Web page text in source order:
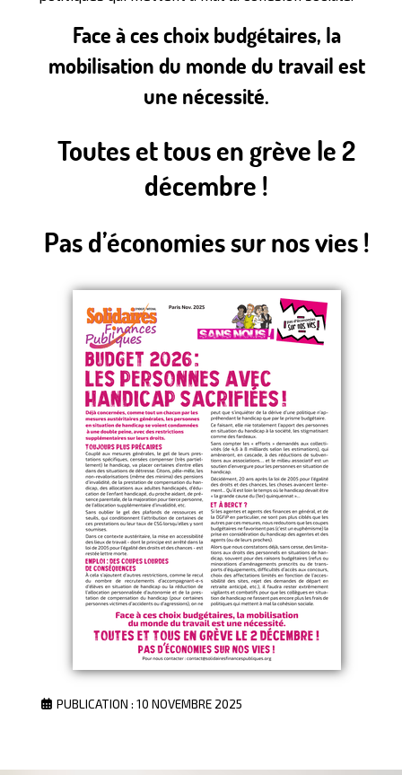
Face à ces choix budgétaires, la
mobilisation du monde du travail est
une nécessité.
Toutes et tous en grève le 2
décembre !
Pas d’économies sur nos vies !
PUBLICATION : 10 NOVEMBRE 2025